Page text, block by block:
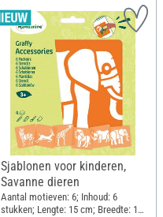
Sjablonen voor kinderen,
Savanne dieren
Aantal motieven: 6; Inhoud: 6
stukken; Lengte: 15 cm; Breedte: 15